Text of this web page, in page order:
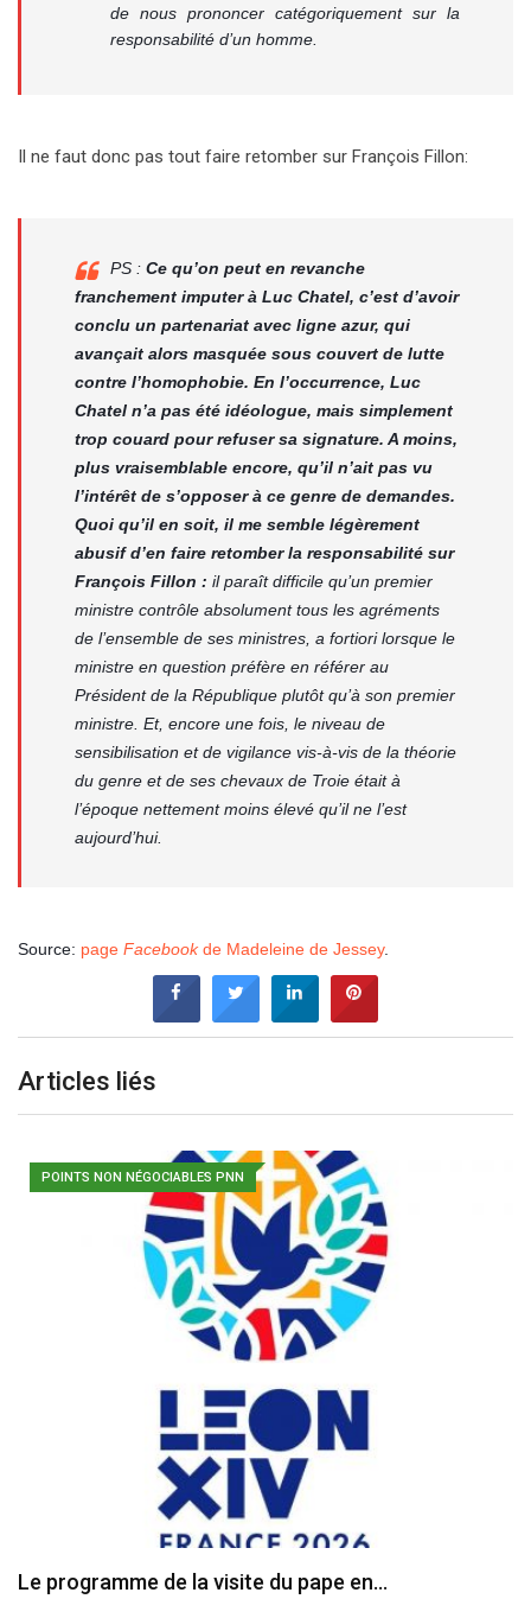
de nous prononcer catégoriquement sur la
responsabilité d’un homme.
Il ne faut donc pas tout faire retomber sur François Fillon:
PS : Ce qu’on peut en revanche
franchement imputer à Luc Chatel, c’est d’avoir
conclu un partenariat avec ligne azur, qui
avançait alors masquée sous couvert de lutte
contre l’homophobie. En l’occurrence, Luc
Chatel n’a pas été idéologue, mais simplement
trop couard pour refuser sa signature. A moins,
plus vraisemblable encore, qu’il n’ait pas vu
l’intérêt de s’opposer à ce genre de demandes.
Quoi qu’il en soit, il me semble légèrement
abusif d’en faire retomber la responsabilité sur
François Fillon : il paraît difficile qu’un premier
ministre contrôle absolument tous les agréments
de l’ensemble de ses ministres, a fortiori lorsque le
ministre en question préfère en référer au
Président de la République plutôt qu’à son premier
ministre. Et, encore une fois, le niveau de
sensibilisation et de vigilance vis-à-vis de la théorie
du genre et de ses chevaux de Troie était à
l’époque nettement moins élevé qu’il ne l’est
aujourd’hui.
Source: page Facebookde Madeleine de Jessey.
Articles liés
POINTS NON NÉGOCIABLES PNN
Le programme de la visite du pape en…